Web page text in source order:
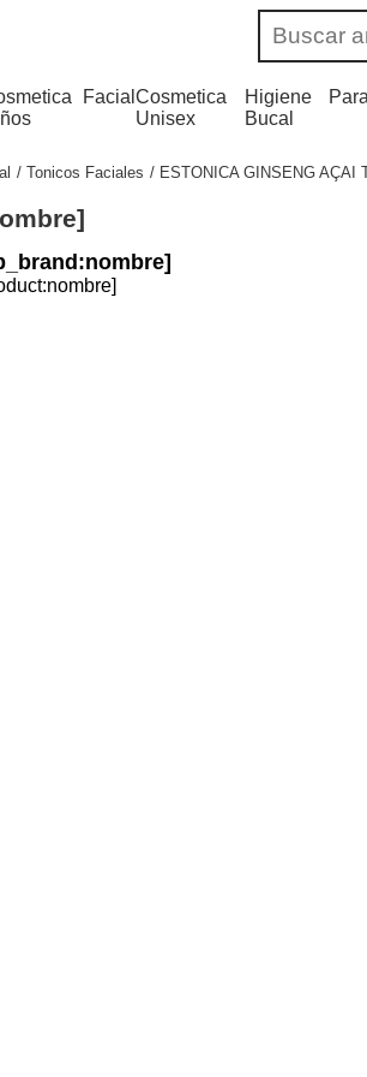
FacialCosmetica
Unisex
Higiene
Bucal
Tonicos Faciales ESTONICA GINSENG AÇAI